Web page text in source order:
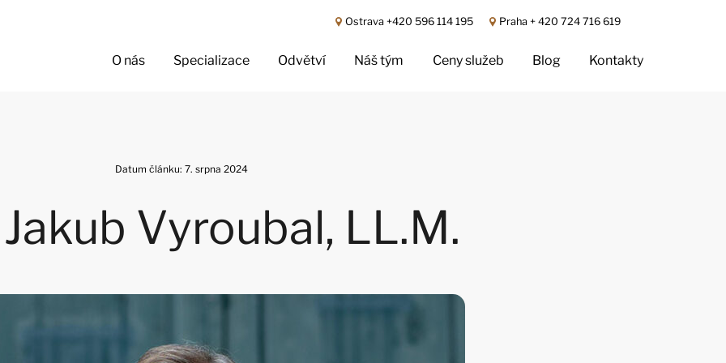
Ostrava +420 596 114 195 Praha + 420 724 716 619
O nás Specializace Odvětví Náš tým Ceny služeb Blog Kontakty
Datum článku: 7. srpna 2024
Vyroubal, LL.M.